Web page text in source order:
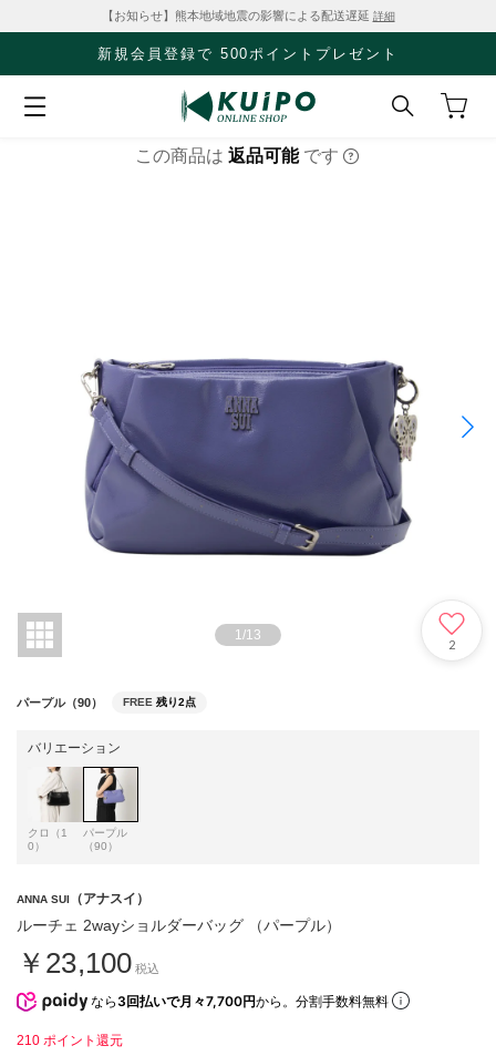
【お知らせ】熊本地域地震の影響による配送遅延 詳細
新規会員登録で 500ポイントプレゼント
この商品は 返品可能 です
1/13
2
パープル（90） FREE 残り2点
バリエーション
クロ（1
0）
パープル
（90）
ANNA SUI （アナスイ）
ルーチェ 2wayショルダーバッグ （パープル）
￥23,100 税込
なら 3回払いで月々7,700円から。分割手数料無料
210 ポイント還元